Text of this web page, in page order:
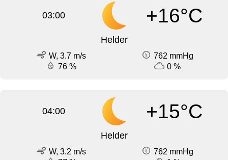
03:00 +16°C
Helder
W, 3.7 m/s
762 mmHg
76 %
0 %
04:00 +15°C
Helder
W, 3.2 m/s
762 mmHg